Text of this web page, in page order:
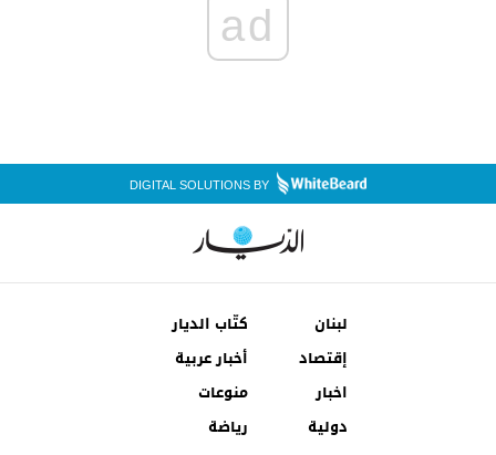
ad
DIGITAL SOLUTIONS BY
لبنان
كتّاب الديار
إقتصاد
أخبار عربية
اخبار
دولية
منوعات
رياضة